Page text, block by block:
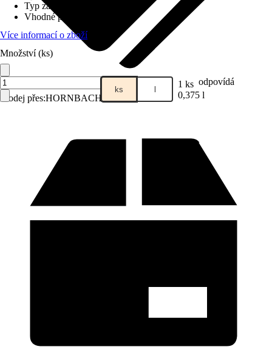
Prodej přes:HORNBACH
Typ základu
Vhodné pro podklad
Více informací o zboží
Množství (ks)
ks l 1 ks odpovídá
0,375 l